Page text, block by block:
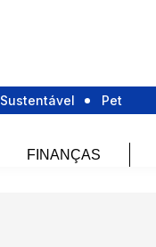
Sustentável Pet
FINANÇAS